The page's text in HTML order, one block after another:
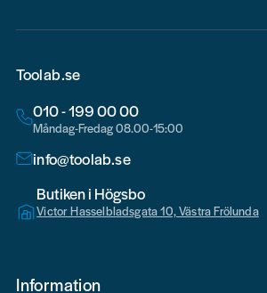
Toolab.se
010 - 199 00 00
Måndag-Fredag 08.00-15:00
info@toolab.se
Butiken i Högsbo
Victor Hasselbladsgata 10, Västra Frölunda
Information